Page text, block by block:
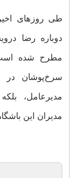
طی روزهای
دوباره رضا
مطرح شده
سرخ‌پوشان در
مدیرعامل،
مدیران این